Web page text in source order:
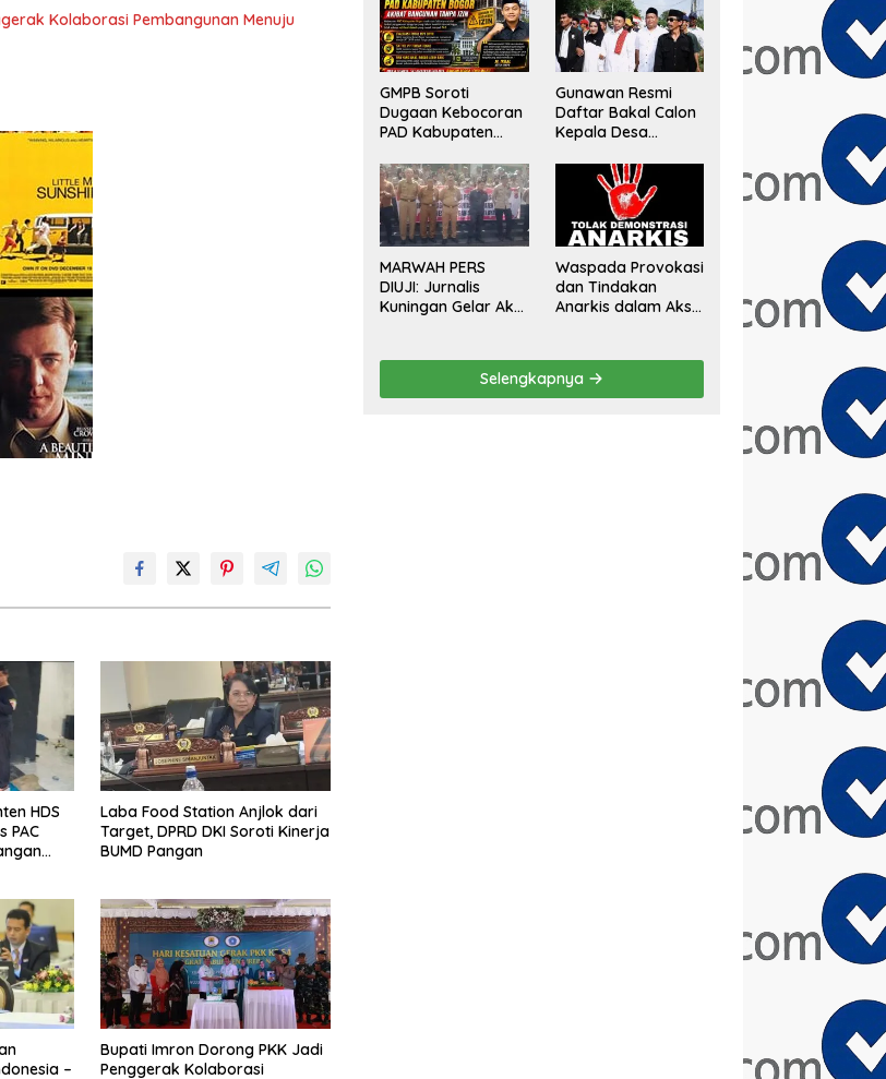
Kolaborasi Pembangunan Menuju
HDS
PAC
Laba Food Station Anjlok dari
Target, DPRD DKI Soroti Kinerja
BUMD Pangan
–
Bupati Imron Dorong PKK Jadi
Penggerak Kolaborasi
GMPB Soroti
Dugaan Kebocoran
PAD Kabupaten
Evaluasi Total
Pengawasan
Bangunan Tak
Berizin
Gunawan Resmi
Daftar Bakal Calon
Kepala Desa
Keluarga Dan
Ratusan Pendukung
ke Meja Panitia
MARWAH PERS
DIUJI: Jurnalis
Kuningan Gelar Aksi
Tegas Minta
Presiden Hargai
Profesi Wartawan
Waspada Provokasi
dan Tindakan
Anarkis dalam Aksi
Selengkapnya